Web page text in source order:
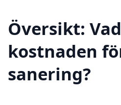
Översikt:
kostnaden
sanering?